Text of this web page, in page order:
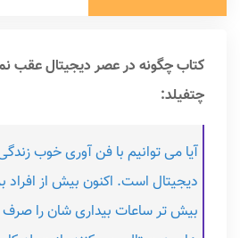
کتاب چگونه در عصر دیجیتال عقب
چتفیلد:
آیا می توانیم با فن آوری خوب
دیجیتال است. اکنون بیش از افراد
بیش تر ساعات بیداری شان را صرف